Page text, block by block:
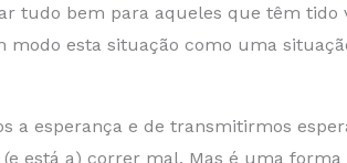
tudo bem para aqueles que têm tido
esta situação como uma
a esperança e de transmitirmos
está a) correr mal. Mas é uma